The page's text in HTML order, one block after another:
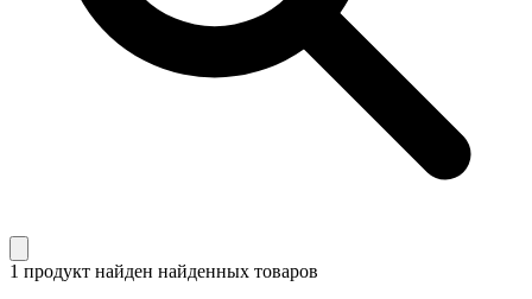
1 продукт найден найденных товаров